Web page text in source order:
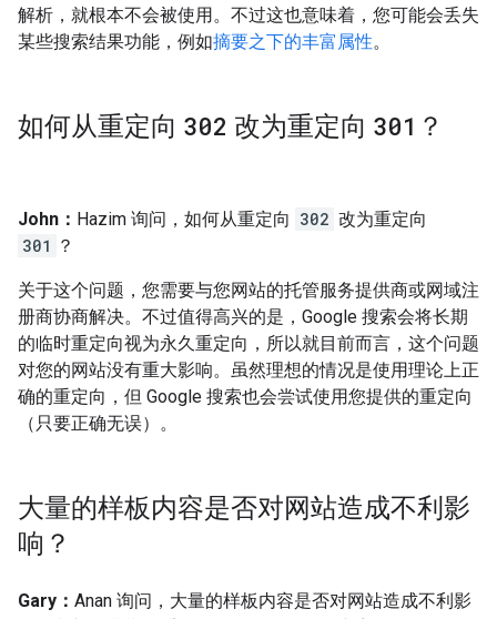
解析，就根本不会被使用。不过这也意味着，您可能会丢失
某些搜索结果功能，例如摘要之下的丰富属性。
如何从重定向 302 改为重定向 301 ？
John： Hazim 询问，如何从重定向 302 改为重定向
301 ？
关于这个问题，您需要与您网站的托管服务提供商或网域注
册商协商解决。不过值得高兴的是，Google 搜索会将长期
的临时重定向视为永久重定向，所以就目前而言，这个问题
对您的网站没有重大影响。虽然理想的情况是使用理论上正
确的重定向，但 Google 搜索也会尝试使用您提供的重定向
（只要正确无误）。
大量的样板内容是否对网站造成不利影
响？
Gary： Anan 询问，大量的样板内容是否对网站造成不利影